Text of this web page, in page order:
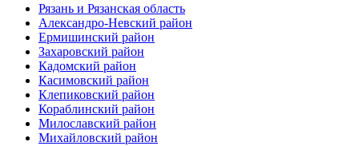
Рязань и Рязанская область
Александро-Невский район
Ермишинский район
Захаровский район
Кадомский район
Касимовский район
Клепиковский район
Кораблинский район
Милославский район
Михайловский район